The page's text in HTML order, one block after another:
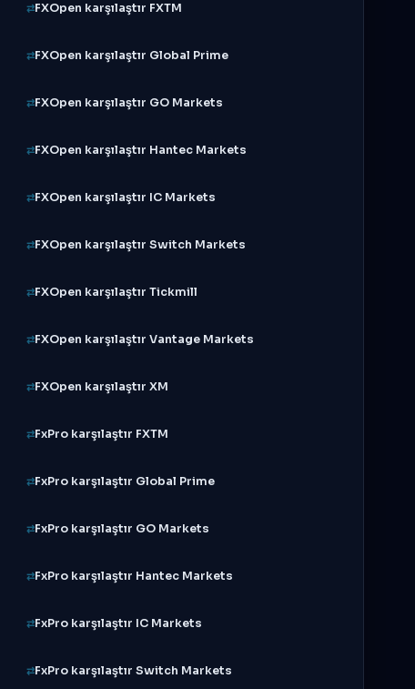
FXOpen karşılaştır FXTM
FXOpen karşılaştır Global Prime
FXOpen karşılaştır GO Markets
FXOpen karşılaştır Hantec Markets
FXOpen karşılaştır IC Markets
FXOpen karşılaştır Switch Markets
FXOpen karşılaştır Tickmill
FXOpen karşılaştır Vantage Markets
FXOpen karşılaştır XM
FxPro karşılaştır FXTM
FxPro karşılaştır Global Prime
FxPro karşılaştır GO Markets
FxPro karşılaştır Hantec Markets
FxPro karşılaştır IC Markets
FxPro karşılaştır Switch Markets